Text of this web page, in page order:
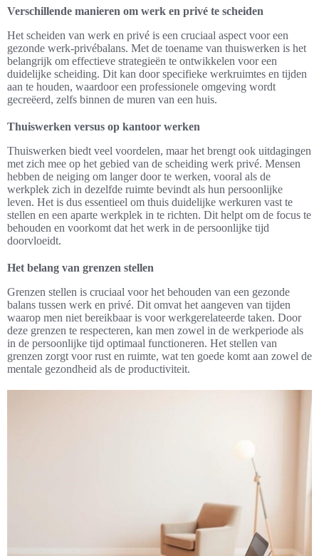
Verschillende manieren om werk en privé te scheiden
Het scheiden van werk en privé is een cruciaal aspect voor een
gezonde werk-privébalans. Met de toename van thuiswerken is het
belangrijk om effectieve strategieën te ontwikkelen voor een
duidelijke scheiding. Dit kan door specifieke werkruimtes en tijden
aan te houden, waardoor een professionele omgeving wordt
gecreëerd, zelfs binnen de muren van een huis.
Thuiswerken versus op kantoor werken
Thuiswerken biedt veel voordelen, maar het brengt ook uitdagingen
met zich mee op het gebied van de scheiding werk privé. Mensen
hebben de neiging om langer door te werken, vooral als de
werkplek zich in dezelfde ruimte bevindt als hun persoonlijke
leven. Het is dus essentieel om thuis duidelijke werkuren vast te
stellen en een aparte werkplek in te richten. Dit helpt om de focus te
behouden en voorkomt dat het werk in de persoonlijke tijd
doorvloeidt.
Het belang van grenzen stellen
Grenzen stellen is cruciaal voor het behouden van een gezonde
balans tussen werk en privé. Dit omvat het aangeven van tijden
waarop men niet bereikbaar is voor werkgerelateerde taken. Door
deze grenzen te respecteren, kan men zowel in de werkperiode als
in de persoonlijke tijd optimaal functioneren. Het stellen van
grenzen zorgt voor rust en ruimte, wat ten goede komt aan zowel de
mentale gezondheid als de productiviteit.